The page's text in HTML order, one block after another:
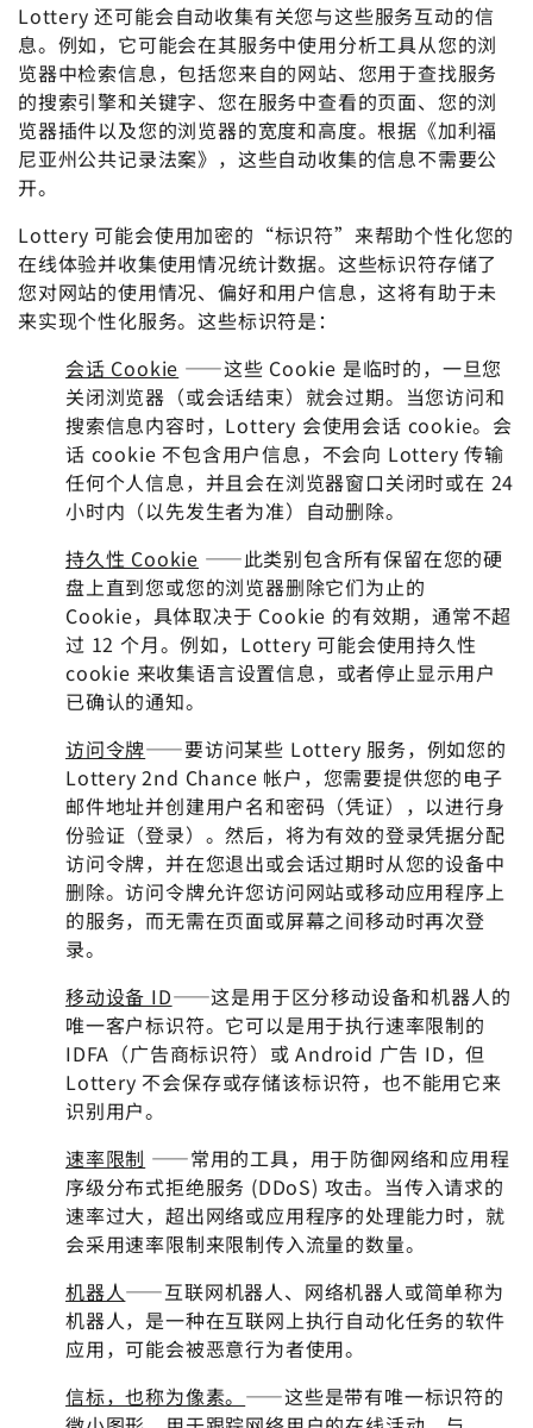
Lottery 还可能会自动收集有关您与这些服务互动的信
息。例如，它可能会在其服务中使用分析工具从您的浏
览器中检索信息，包括您来自的网站、您用于查找服务
的搜索引擎和关键字、您在服务中查看的页面、您的浏
览器插件以及您的浏览器的宽度和高度。根据《加利福
尼亚州公共记录法案》，这些自动收集的信息不需要公
开。
Lottery 可能会使用加密的“标识符”来帮助个性化您的
在线体验并收集使用情况统计数据。这些标识符存储了
您对网站的使用情况、偏好和用户信息，这将有助于未
来实现个性化服务。这些标识符是：
会话 Cookie ——这些 Cookie 是临时的，一旦您
关闭浏览器（或会话结束）就会过期。当您访问和
搜索信息内容时，Lottery 会使用会话 cookie。会
话 cookie 不包含用户信息，不会向 Lottery 传输
任何个人信息，并且会在浏览器窗口关闭时或在 24
小时内（以先发生者为准）自动删除。
持久性 Cookie ——此类别包含所有保留在您的硬
盘上直到您或您的浏览器删除它们为止的
Cookie，具体取决于 Cookie 的有效期，通常不超
过 12 个月。例如，Lottery 可能会使用持久性
cookie 来收集语言设置信息，或者停止显示用户
已确认的通知。
访问令牌——要访问某些 Lottery 服务，例如您的
Lottery 2nd Chance 帐户，您需要提供您的电子
邮件地址并创建用户名和密码（凭证），以进行身
份验证（登录）。然后，将为有效的登录凭据分配
访问令牌，并在您退出或会话过期时从您的设备中
删除。访问令牌允许您访问网站或移动应用程序上
的服务，而无需在页面或屏幕之间移动时再次登
录。
移动设备 ID——这是用于区分移动设备和机器人的
唯一客户标识符。它可以是用于执行速率限制的
IDFA（广告商标识符）或 Android 广告 ID，但
Lottery 不会保存或存储该标识符，也不能用它来
识别用户。
速率限制 ——常用的工具，用于防御网络和应用程
序级分布式拒绝服务 (DDoS) 攻击。当传入请求的
速率过大，超出网络或应用程序的处理能力时，就
会采用速率限制来限制传入流量的数量。
机器人——互联网机器人、网络机器人或简单称为
机器人，是一种在互联网上执行自动化任务的软件
应用，可能会被恶意行为者使用。
信标，也称为像素。 ——这些是带有唯一标识符的